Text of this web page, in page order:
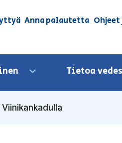
Anna palautetta
Avaa valikko
Tietoa